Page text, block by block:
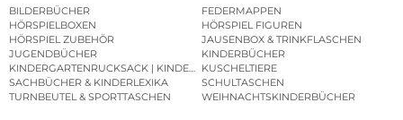
BILDERBÜCHER
FEDERMAPPEN
HÖRSPIELBOXEN
HÖRSPIEL FIGUREN
HÖRSPIEL ZUBEHÖR
JAUSENBOX & TRINKFLASCHEN
JUGENDBÜCHER
KINDERBÜCHER
KINDERGARTENRUCKSACK | KINDERGARTENBEUTEL
KUSCHELTIERE
SACHBÜCHER & KINDERLEXIKA
SCHULTASCHEN
TURNBEUTEL & SPORTTASCHEN
WEIHNACHTSKINDERBÜCHER